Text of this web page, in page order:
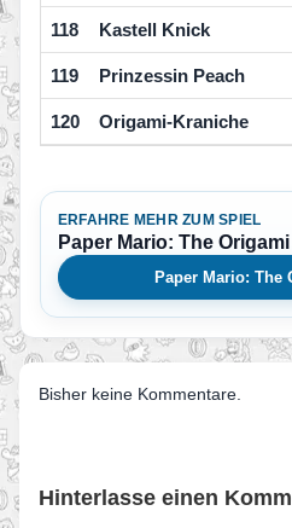
118 Kastell Knick
119 Prinzessin Peach
120 Origami-Kraniche
ERFAHRE MEHR ZUM SPIEL
Paper Mario: The
Paper Mario: The
Bisher keine Kommentare.
Hinterlasse einen